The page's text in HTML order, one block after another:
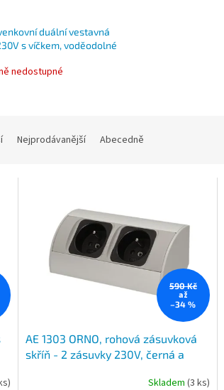
duální vestavná
s víčkem, voděodolné
nedostupné
Nejprodávanější Abecedně
590 Kč
až
–34 %
AE 1303 ORNO, rohová zásuvková
skříň - 2 zásuvky 230V, černá a
Skladem (3 ks)